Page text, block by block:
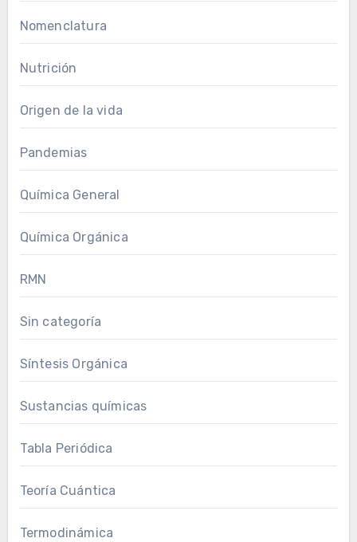
Nomenclatura
Nutrición
Origen de la vida
Pandemias
Química General
Química Orgánica
RMN
Sin categoría
Síntesis Orgánica
Sustancias químicas
Tabla Periódica
Teoría Cuántica
Termodinámica